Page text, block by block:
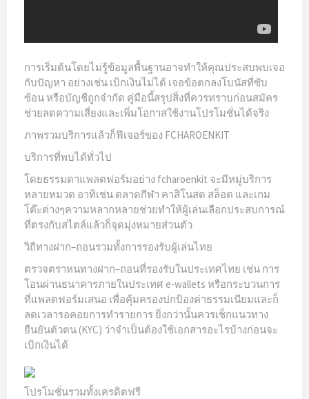
การเริ่มต้นโดยไม่รู้ข้อมูลพื้นฐานอาจทำให้คุณประสบพบเจอ
กับปัญหา อย่างเช่น เบิกเงินไม่ได้ เจอข้อตกลงโบนัสที่ซับ
ซ้อน หรือบัญชีถูกจำกัด คู่มือนี้สรุปสิ่งที่ควรทราบก่อนสมัคร
ช่วยลดความเสี่ยงและเพิ่มโอกาสใช้งานโปรโมชั่นได้จริง
ภาพรวมบริการแล้วก็ฟีเจอร์ของ FCHAROENKIT
บริการที่พบได้ทั่วไป
โดยธรรมดาแพลตฟอร์มอย่าง fcharoenkit จะมีหมู่บริการ
หลายหมวด อาทิเช่น ตลาดกีฬา คาสิโนสด สล็อต และเกม
โต๊ะต่างๆความหลากหลายช่วยทำให้ผู้เล่นเลือกประสบการณ์
ที่ตรงกับสไตล์แล้วก็จุดมุ่งหมายส่วนตัว
วิถีทางฝาก–ถอนรวมทั้งการรองรับผู้เล่นไทย
ตรวจตราหนทางฝาก–ถอนที่รองรับในประเทศไทย เช่น การ
โอนผ่านธนาคารภายในประเทศ e-wallets หรือกระบวนการ
ที่แพลตฟอร์มเสนอ เพื่อคุ้มครองปกป้องค่าธรรมเนียมและก็
ลดเวลารอคอยการทำรายการ ยิ่งกว่านั้นควรเช็กแนวทาง
ยืนยันตัวตน (KYC) ว่าจำเป็นต้องใช้เอกสารอะไรบ้างก่อนจะ
เบิกเงินได้
โปรโมชั่นรวมทั้งเครดิตฟรี